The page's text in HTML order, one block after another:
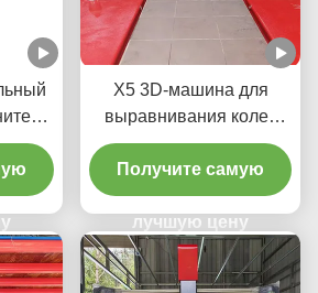
X5 3D-машина для
выравнивания колес
для точной регулировки
шин
Получите самую
лучшую цену